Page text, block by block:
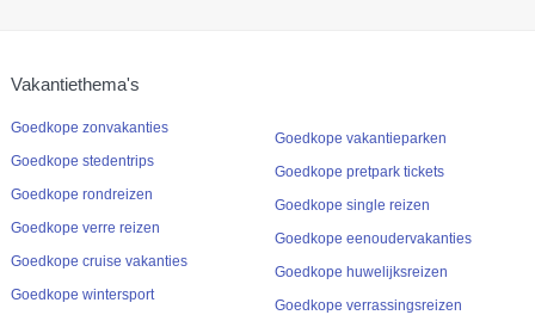
Vakantiethema's
Goedkope zonvakanties
Goedkope stedentrips
Goedkope rondreizen
Goedkope verre reizen
Goedkope cruise vakanties
Goedkope wintersport
Goedkope vakantieparken
Goedkope pretpark tickets
Goedkope single reizen
Goedkope eenoudervakanties
Goedkope huwelijksreizen
Goedkope verrassingsreizen